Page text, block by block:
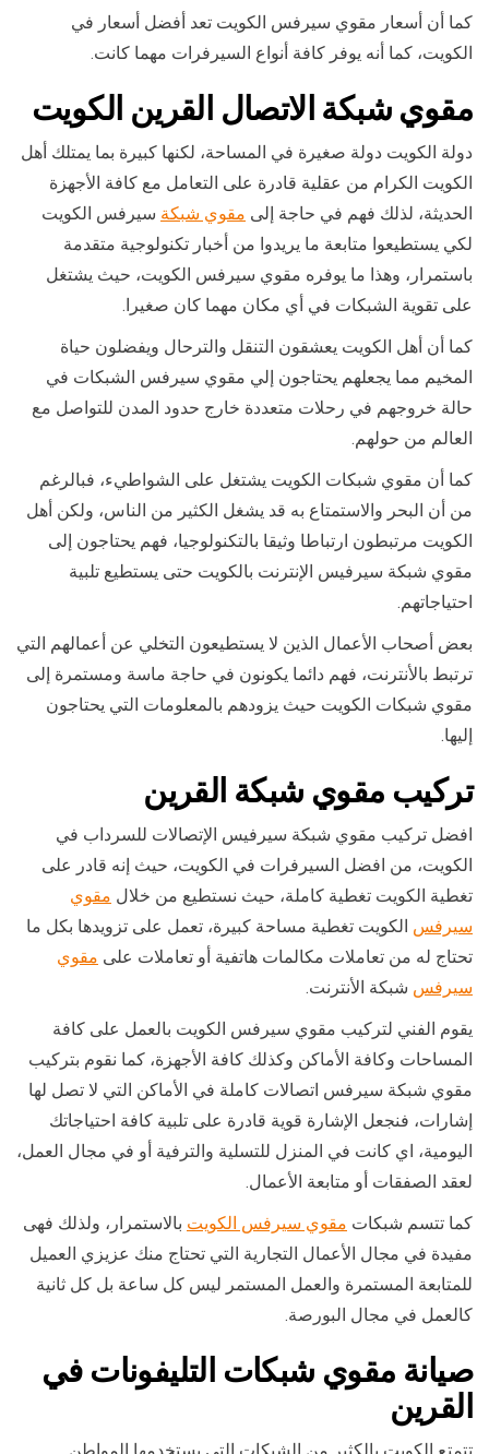
كما أن أسعار مقوي سيرفس الكويت تعد أفضل أسعار في
الكويت، كما أنه يوفر كافة أنواع السيرفرات مهما كانت.
مقوي شبكة الاتصال القرين الكويت
دولة الكويت دولة صغيرة في المساحة، لكنها كبيرة بما يمتلك أهل
الكويت الكرام من عقلية قادرة على التعامل مع كافة الأجهزة
الحديثة، لذلك فهم في حاجة إلى مقوي شبكة سيرفس الكويت
لكي يستطيعوا متابعة ما يريدوا من أخبار تكنولوجية متقدمة
باستمرار، وهذا ما يوفره مقوي سيرفس الكويت، حيث يشتغل
على تقوية الشبكات في أي مكان مهما كان صغيرا.
كما أن أهل الكويت يعشقون التنقل والترحال ويفضلون حياة
المخيم مما يجعلهم يحتاجون إلي مقوي سيرفس الشبكات في
حالة خروجهم في رحلات متعددة خارج حدود المدن للتواصل مع
العالم من حولهم.
كما أن مقوي شبكات الكويت يشتغل على الشواطيء، فبالرغم
من أن البحر والاستمتاع به قد يشغل الكثير من الناس، ولكن أهل
الكويت مرتبطون ارتباطا وثيقا بالتكنولوجيا، فهم يحتاجون إلى
مقوي شبكة سيرفيس الإنترنت بالكويت حتى يستطيع تلبية
احتياجاتهم.
بعض أصحاب الأعمال الذين لا يستطيعون التخلي عن أعمالهم التي
ترتبط بالأنترنت، فهم دائما يكونون في حاجة ماسة ومستمرة إلى
مقوي شبكات الكويت حيث يزودهم بالمعلومات التي يحتاجون
إليها.
تركيب مقوي شبكة القرين
افضل تركيب مقوي شبكة سيرفيس الإتصالات للسرداب في
الكويت، من افضل السيرفرات في الكويت، حيث إنه قادر على
تغطية الكويت تغطية كاملة، حيث نستطيع من خلال مقوي
سيرفس الكويت تغطية مساحة كبيرة، تعمل على تزويدها بكل ما
تحتاج له من تعاملات مكالمات هاتفية أو تعاملات على مقوي
سيرفس شبكة الأنترنت.
يقوم الفني لتركيب مقوي سيرفس الكويت بالعمل على كافة
المساحات وكافة الأماكن وكذلك كافة الأجهزة، كما نقوم بتركيب
مقوي شبكة سيرفس اتصالات كاملة في الأماكن التي لا تصل لها
إشارات، فنجعل الإشارة قوية قادرة على تلبية كافة احتياجاتك
اليومية، اي كانت في المنزل للتسلية والترفية أو في مجال العمل،
لعقد الصفقات أو متابعة الأعمال.
كما تتسم شبكات مقوي سيرفس الكويت بالاستمرار، ولذلك فهى
مفيدة في مجال الأعمال التجارية التي تحتاج منك عزيزي العميل
للمتابعة المستمرة والعمل المستمر ليس كل ساعة بل كل ثانية
كالعمل في مجال البورصة.
صيانة مقوي شبكات التليفونات في
القرين
تتمتع الكويت بالكثير من الشبكات التي يستخدمها المواطن